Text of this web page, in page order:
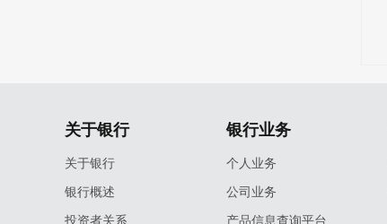
关于银行
关于银行
银行概述
投资者关系
银行业务
个人业务
公司业务
产品信息查询平台